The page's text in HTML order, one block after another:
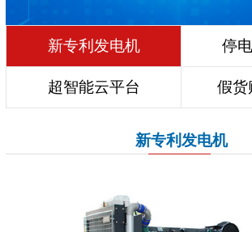
新专利发电机 停
超智能云平台 假货
新专利发电机